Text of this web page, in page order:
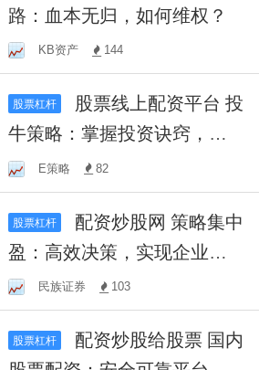
路：血本无归，如何维权？
KB资产 144
股票杠杆
牛策略：掌握投资诀窍，稳
健增值财富，实现资产最大
化
E策略 82
股票杠杆
盈：高效决策，实现企业资
源最大化与利润增长
民族证券 103
股票杠杆